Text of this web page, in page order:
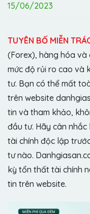
15/06/2023
TUYÊN BỐ MIỄN
(Forex), hàng hóa và
mức độ rủi ro cao và
tư. Bạn có thể mất
trên website
tin và tham khảo,
đầu tư. Hãy cân
tài chính độc lập
tư nào.
kỳ tổn thất tài chính
tin trên website.